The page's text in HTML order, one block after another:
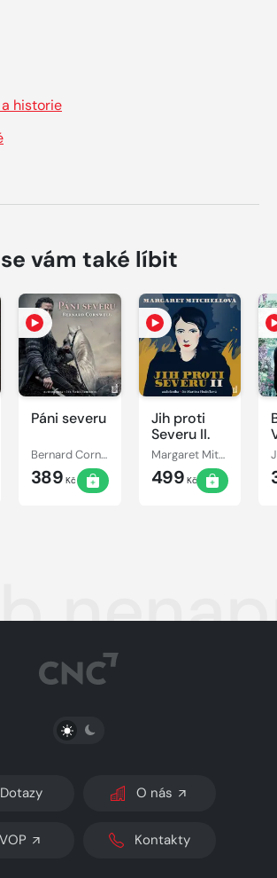
historie
vám také líbit
Páni severu
Bernard Cornwell
389 Kč
Jih proti
Severu II.
Margaret Mitchellová
499 Kč
PŘEPNOUT SVĚTLÝ/TMAVÝ REŽIM
Dotazy O nás
VOP Kontakty